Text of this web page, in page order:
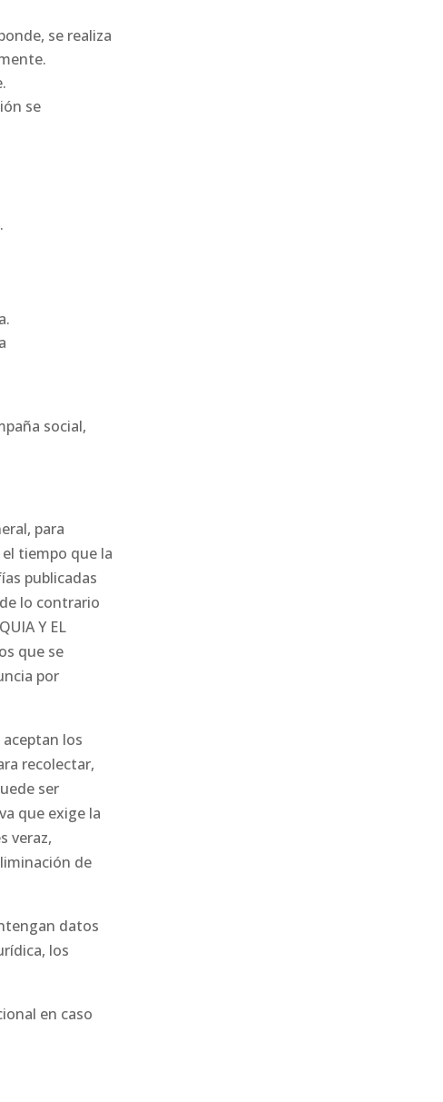
se realiza
se
social,
para
tiempo que la
publicadas
lo contrario
Y EL
que se
por
los
recolectar,
ser
que exige la
veraz,
de
datos
los
en caso